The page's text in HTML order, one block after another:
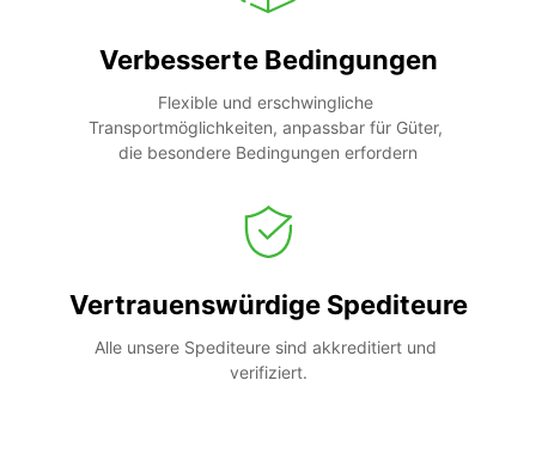
Verbesserte Bedingungen
Flexible und erschwingliche
Transportmöglichkeiten, anpassbar für Güter,
die besondere Bedingungen erfordern
Vertrauenswürdige Spediteure
Alle unsere Spediteure sind akkreditiert und
verifiziert.